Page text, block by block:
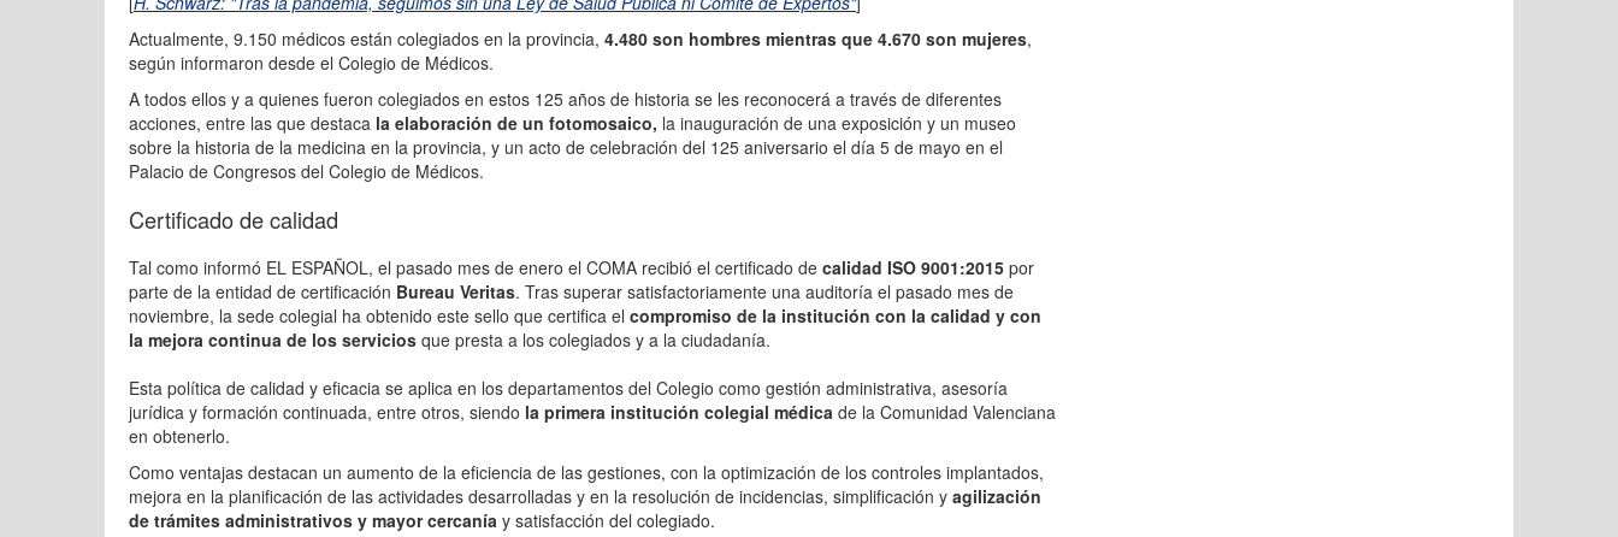
Actualmente, 9.150 médicos están colegiados en la provincia, 4.480 son hombres mientras que 4.670 son mujeres,
según informaron desde el Colegio de Médicos.
A todos ellos y a quienes fueron colegiados en estos 125 años de historia se les reconocerá a través de diferentes
acciones, entre las que destaca la elaboración de un fotomosaico, la inauguración de una exposición y un museo
sobre la historia de la medicina en la provincia, y un acto de celebración del 125 aniversario el día 5 de mayo en el
Palacio de Congresos del Colegio de Médicos.
Certificado de calidad
Tal como informó EL ESPAÑOL, el pasado mes de enero el COMA recibió el certificado de calidad ISO 9001:2015 por
parte de la entidad de certificación Bureau Veritas. Tras superar satisfactoriamente una auditoría el pasado mes de
noviembre, la sede colegial ha obtenido este sello que certifica el compromiso de la institución con la calidad y con
la mejora continua de los servicios que presta a los colegiados y a la ciudadanía.
Esta política de calidad y eficacia se aplica en los departamentos del Colegio como gestión administrativa, asesoría
jurídica y formación continuada, entre otros, siendo la primera institución colegial médica de la Comunidad Valenciana
en obtenerlo.
Como ventajas destacan un aumento de la eficiencia de las gestiones, con la optimización de los controles implantados,
mejora en la planificación de las actividades desarrolladas y en la resolución de incidencias, simplificación y agilización
de trámites administrativos y mayor cercanía y satisfacción del colegiado.